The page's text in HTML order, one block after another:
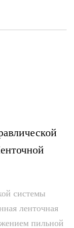
системы
ленточная
пильной